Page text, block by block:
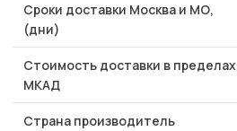
Сроки доставки Москва и МО,
(дни)
Стоимость доставки в пределах
МКАД
Страна производитель